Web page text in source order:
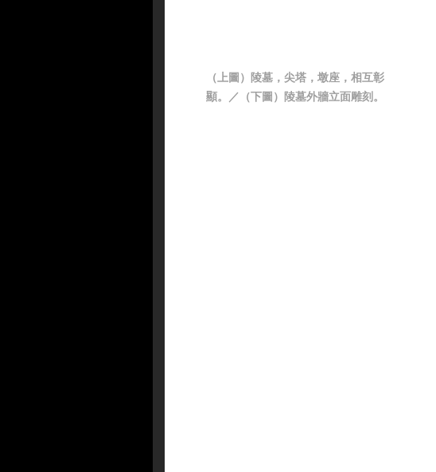
（上圖）陵墓，尖塔，墩座，相互彰
顯。／（下圖）陵墓外牆立面雕刻。